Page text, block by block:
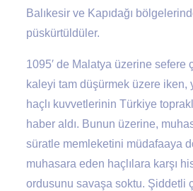
Balıkesir ve Kapıdağı
püskürtüldüler.
1095′ de Malatya üzerine sefere
kaleyi tam düşürmek üzere
haçlı kuvvetlerinin Türkiye
haber aldı. Bunun üzerine,
süratle memleketini müdafaaya
muhasara eden haçlılara karşı
ordusunu savaşa soktu. Şiddetli